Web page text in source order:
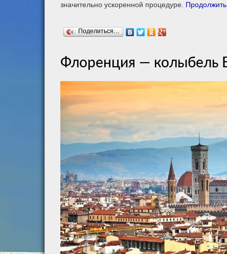
значительно ускоренной процедуре.
Поделиться…
Флоренция — колыбель